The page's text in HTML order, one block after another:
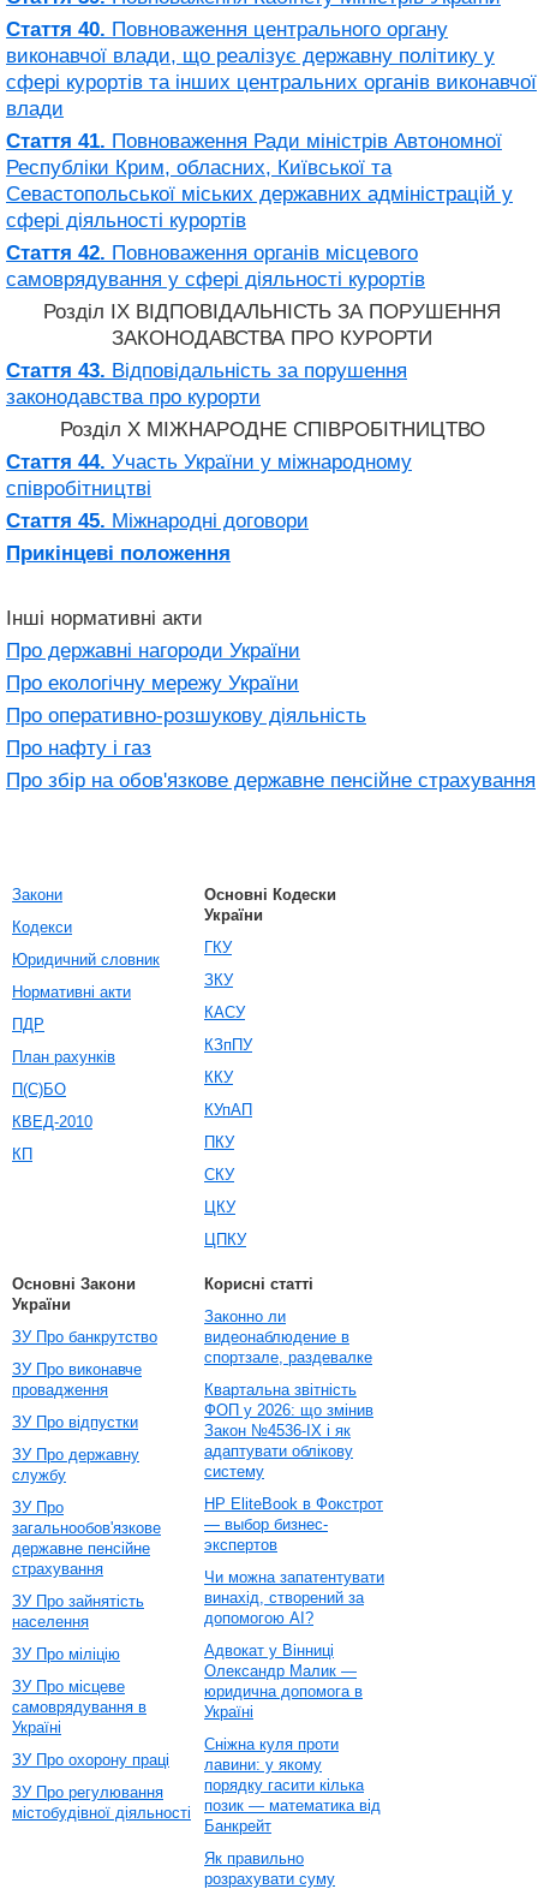
Стаття 40. Повноваження центрального органу
виконавчої влади, що реалізує державну політику у
сфері курортів та інших центральних органів виконавчої
влади
Стаття 41. Повноваження Ради міністрів Автономної
Республіки Крим, обласних, Київської та
Севастопольської міських державних адміністрацій у
сфері діяльності курортів
Стаття 42. Повноваження органів місцевого
самоврядування у сфері діяльності курортів
Розділ IX ВІДПОВІДАЛЬНІСТЬ ЗА ПОРУШЕННЯ
ЗАКОНОДАВСТВА ПРО КУРОРТИ
Стаття 43. Відповідальність за порушення
законодавства про курорти
Розділ X МІЖНАРОДНЕ СПІВРОБІТНИЦТВО
Стаття 44. Участь України у міжнародному
співробітництві
Стаття 45. Міжнародні договори
Прикінцеві положення
Інші нормативні акти
Про державні нагороди України
Про екологічну мережу України
Про оперативно-розшукову діяльність
Про нафту і газ
Про збір на обов'язкове державне пенсійне страхування
Закони
Кодекси
Юридичний словник
Нормативні акти
ПДР
План рахунків
П(С)БО
КВЕД-2010
КП
Основні Кодески
України
ГКУ
ЗКУ
КАСУ
КЗпПУ
ККУ
КУпАП
ПКУ
СКУ
ЦКУ
ЦПКУ
Основні Закони
України
ЗУ Про банкрутство
ЗУ Про виконавче
провадження
ЗУ Про відпустки
ЗУ Про державну
службу
ЗУ Про
загальнообов'язкове
державне пенсійне
страхування
ЗУ Про зайнятість
населення
ЗУ Про міліцію
ЗУ Про місцеве
самоврядування в
Україні
ЗУ Про охорону праці
ЗУ Про регулювання
містобудівної діяльності
Корисні статті
Законно ли
видеонаблюдение в
спортзале, раздевалке
Квартальна звітність
ФОП у 2026: що змінив
Закон №4536-IX і як
адаптувати облікову
систему
HP EliteBook в Фокстрот
— выбор бизнес-
экспертов
Чи можна запатентувати
винахід, створений за
допомогою AI?
Адвокат у Вінниці
Олександр Малик —
юридична допомога в
Україні
Сніжна куля проти
лавини: у якому
порядку гасити кілька
позик — математика від
Банкрейт
Як правильно
розрахувати суму